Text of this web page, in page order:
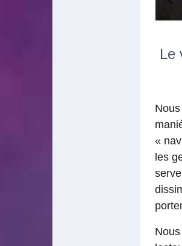
Le
«
les